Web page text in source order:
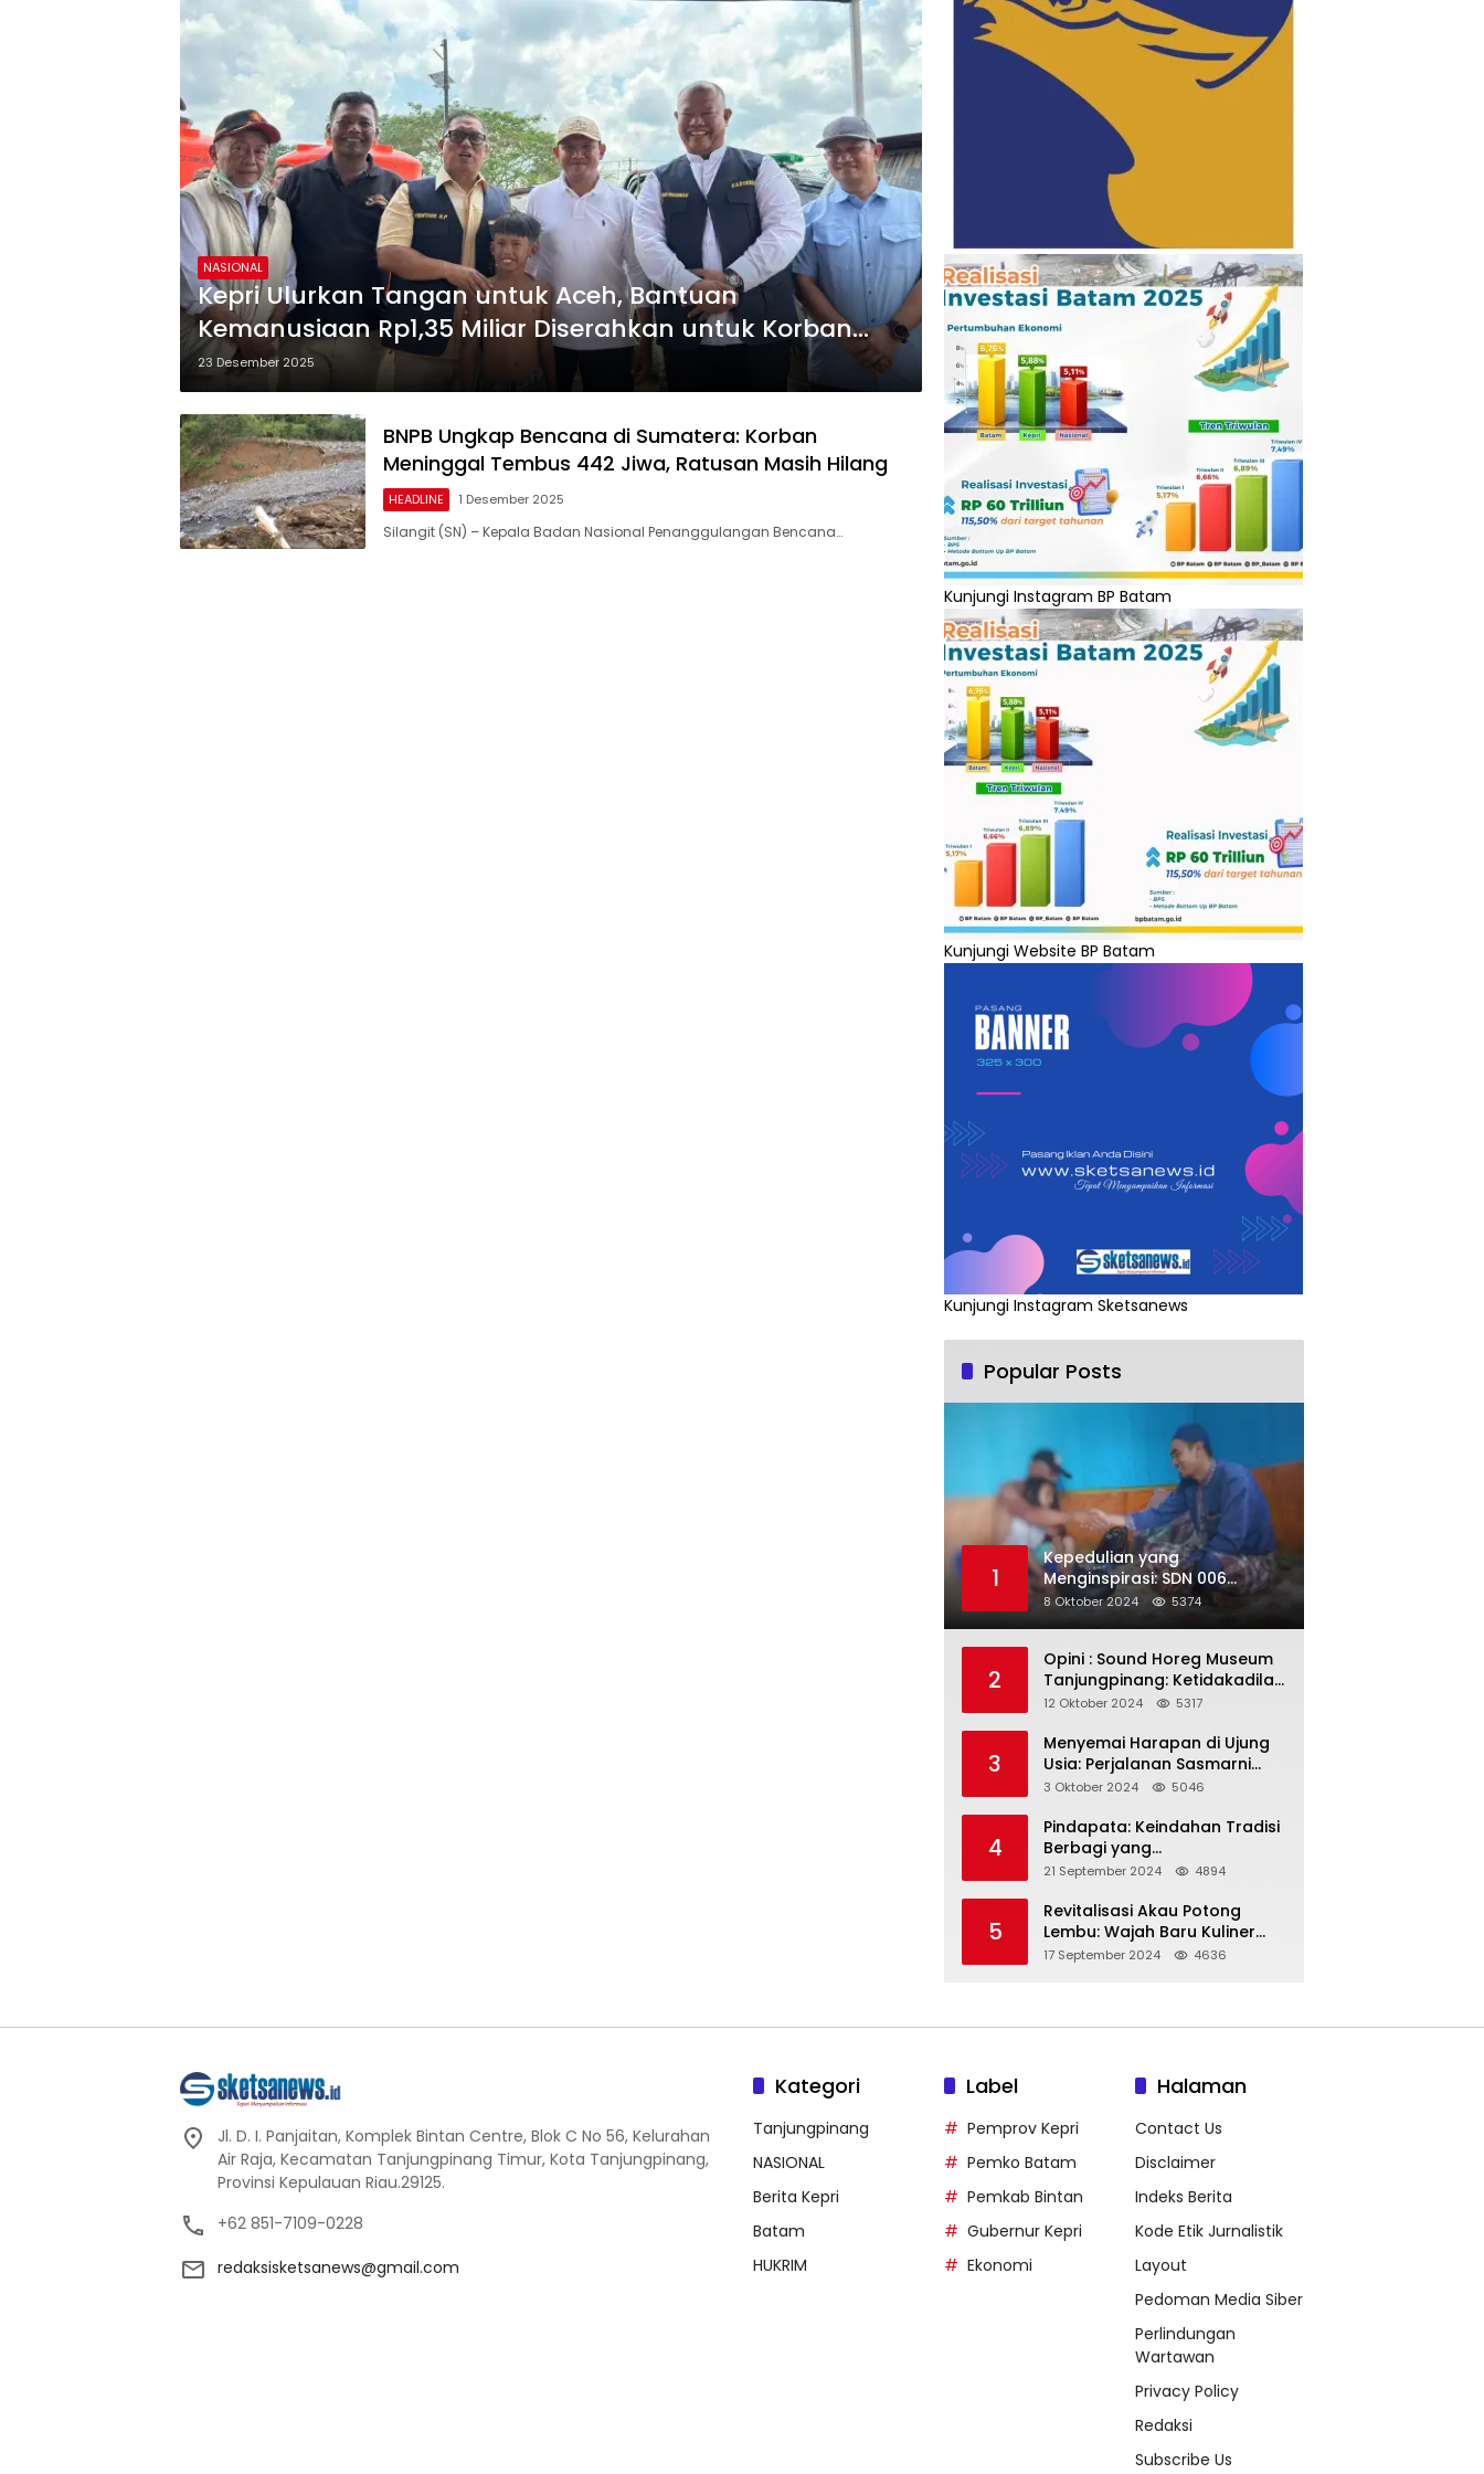
NASIONAL
Kepri Ulurkan Tangan untuk Aceh, Bantuan
Kemanusiaan Rp1,35 Miliar Diserahkan untuk Korban
Banjir Bandang
23 Desember 2025
BNPB Ungkap Bencana di Sumatera: Korban
Meninggal Tembus 442 Jiwa, Ratusan Masih Hilang
HEADLINE 1 Desember 2025
Silangit (SN) – Kepala Badan Nasional Penanggulangan Bencana…
Kunjungi Instagram BP Batam
Kunjungi Website BP Batam
Kunjungi Instagram Sketsanews
Popular Posts
1
Kepedulian yang
Menginspirasi: SDN 006
Merawang Gelar Program
“Berbagi Segenggam Beras”
8 Oktober 2024 5374
2
Opini : Sound Horeg Museum
Tanjungpinang: Ketidakadilan
dalam Representasi
12 Oktober 2024 5317
3
Menyemai Harapan di Ujung
Usia: Perjalanan Sasmarni
dalam Menyentuh Hati dan
3 Oktober 2024 5046
4
Pindapata: Keindahan Tradisi
Berbagi yang
Menghubungkan Umat dalam
Kebersamaan dalam Agama
Buddha
21 September 2024 4894
5
Revitalisasi Akau Potong
Lembu: Wajah Baru Kuliner
Legendaris Tanjungpinang
17 September 2024 4636
Jl. D. I. Panjaitan, Komplek Bintan Centre, Blok C No 56, Kelurahan
Air Raja, Kecamatan Tanjungpinang Timur, Kota Tanjungpinang,
Provinsi Kepulauan Riau.29125.
+62 851-7109-0228
redaksisketsanews@gmail.com
Kategori
Tanjungpinang
NASIONAL
Berita Kepri
Batam
HUKRIM
Label
Pemprov Kepri
Pemko Batam
Pemkab Bintan
Gubernur Kepri
Ekonomi
Halaman
Contact Us
Disclaimer
Indeks Berita
Kode Etik Jurnalistik
Layout
Pedoman Media Siber
Perlindungan
Wartawan
Privacy Policy
Redaksi
Subscribe Us